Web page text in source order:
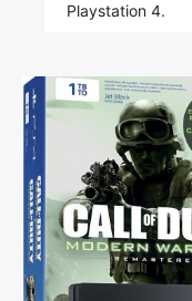
Playstation 4.